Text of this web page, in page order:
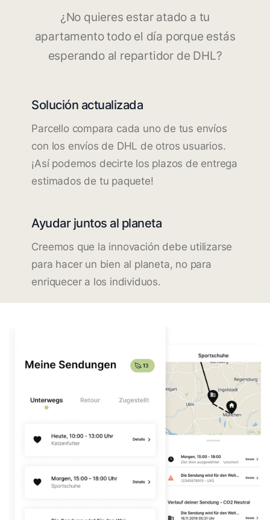
¿No quieres estar atado a tu
apartamento todo el día porque estás
esperando al repartidor de DHL?
Solución actualizada
Parcello compara cada uno de tus envíos
con los envíos de DHL de otros usuarios.
¡Así podemos decirte los plazos de entrega
estimados de tu paquete!
Ayudar juntos al planeta
Creemos que la innovación debe utilizarse
para hacer un bien al planeta, no para
enriquecer a los individuos.